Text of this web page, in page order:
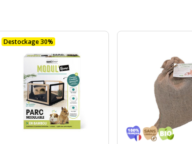
Destockage 30%